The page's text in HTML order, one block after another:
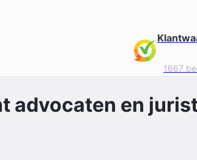
1667
advocaten en